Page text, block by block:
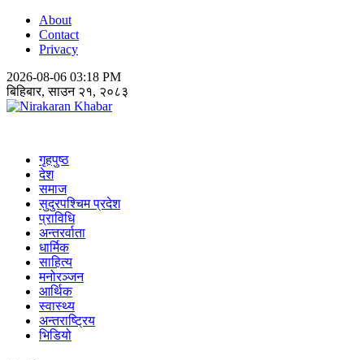
About
Contact
Privacy
2026-08-06 03:18 PM
बिहिबार, साउन २१, २०८३
गृहपुष्ठ
देश
समाज
सुदुरपश्चिम प्रदेश
प्राविधि
अन्तरर्वाता
धार्मिक
साहित्य
मनोरञ्जन
आर्थिक
स्वास्थ्य
अन्तराष्ट्रिय
भिडियो